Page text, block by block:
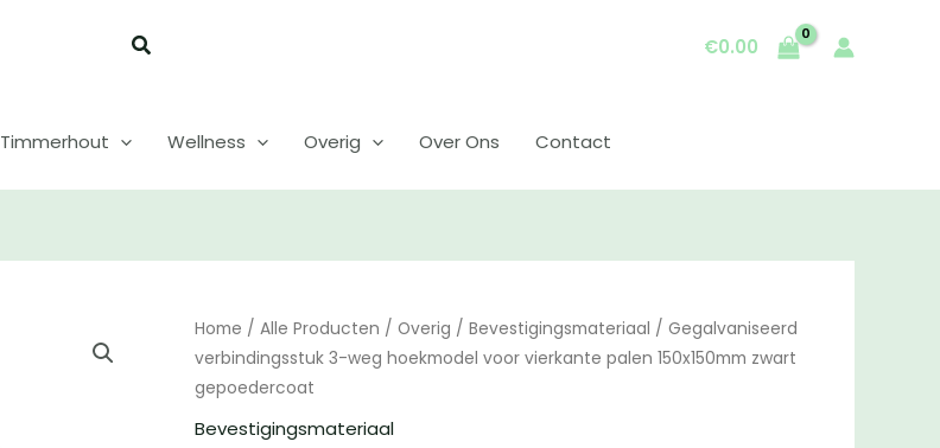
€0.00
Timmerhout Wellness Overig Over Ons Contact
Home /Alle Producten /Overig /Bevestigingsmateriaal / Gegalvaniseerd
verbindingsstuk 3-weg hoekmodel voor vierkante palen 150x150mm zwart
gepoedercoat
Bevestigingsmateriaal